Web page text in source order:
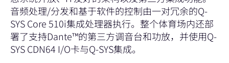
音频处理/分发和基于软件的控制由一对冗余的Q-
SYS Core 510i集成处理器执行。整个体育场内还部
署了支持Dante™的第三方调音台和功放，并使用Q-
SYS CDN64 I/O卡与Q-SYS集成。